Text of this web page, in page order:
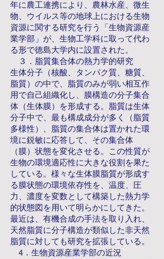
年に農工連携により、農林水産、微生
物、ウイルス等の地球上における生物
資源に関する研究を行う「生物資源産
業学部」が、生物工学科に取って代わ
る形で徳島大学内に設置された。
３．脂質集合体の熱力学的研究
生体分子（核酸、タンパク質、糖質、
脂質）の中で、脂質のみが弱い相互作
用で自己組織化し、膜構造の分子集合
体（生体膜）を形成する。脂質は生体
分子中で、最も構成成分が多く（脂質
多様性）、脂質の集合体は置かれた環
境に鋭敏に応答して、その集合体
（膜）状態を変化させる。この性質が
生物の環境適応性に大きな役割を果た
している。様々な生体膜脂質が形成す
る膜状態の環境依存性を、温度、圧
力、濃度を変数として構築した熱力学
的状態図を用いて明らかにしてきた。
最近は、有機合成の手法を取り入れ、
天然脂質に分子構造が類似した非天然
脂質に対しても研究を拡張している。
4．生物資源産業学部の近況